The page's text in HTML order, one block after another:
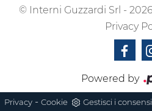
© Interni Guzzardi Srl - 2026
Privacy
Powered by
Privacy - Cookie Gestisci i consensi